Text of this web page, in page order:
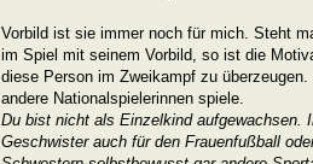
Vorbild ist sie immer noch für mich. Steht
im Spiel mit seinem Vorbild, so ist die
diese Person im Zweikampf zu
andere Nationalspielerinnen spiele.
Du bist nicht als Einzelkind aufgewachsen.
Geschwister auch für den Frauenfußball